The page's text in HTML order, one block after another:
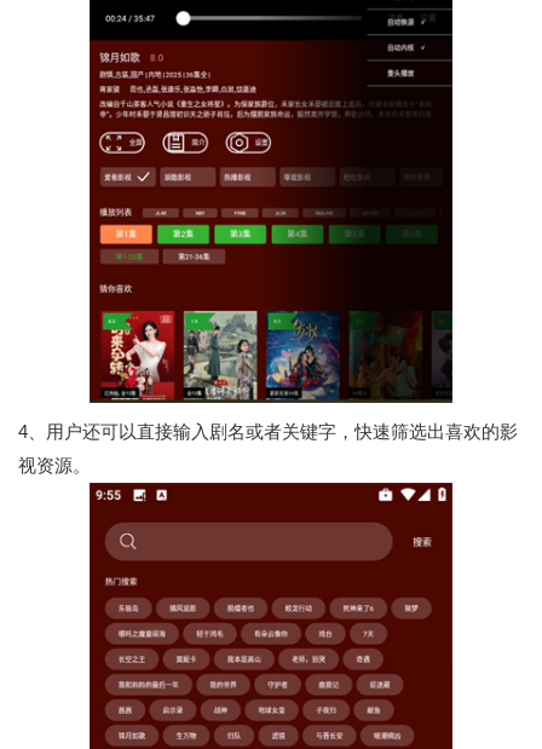
4、用户还可以直接输入剧名或者关键字，快速筛选出喜欢的影
视资源。